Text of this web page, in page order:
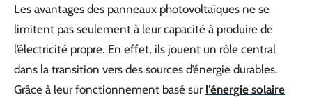
Les avantages des panneaux photovoltaïques ne se
limitent pas seulement à leur capacité à produire de
l’électricité propre. En effet, ils jouent un rôle central
dans la transition vers des sources d’énergie durables.
Grâce à leur fonctionnement basé sur l’énergie solaire